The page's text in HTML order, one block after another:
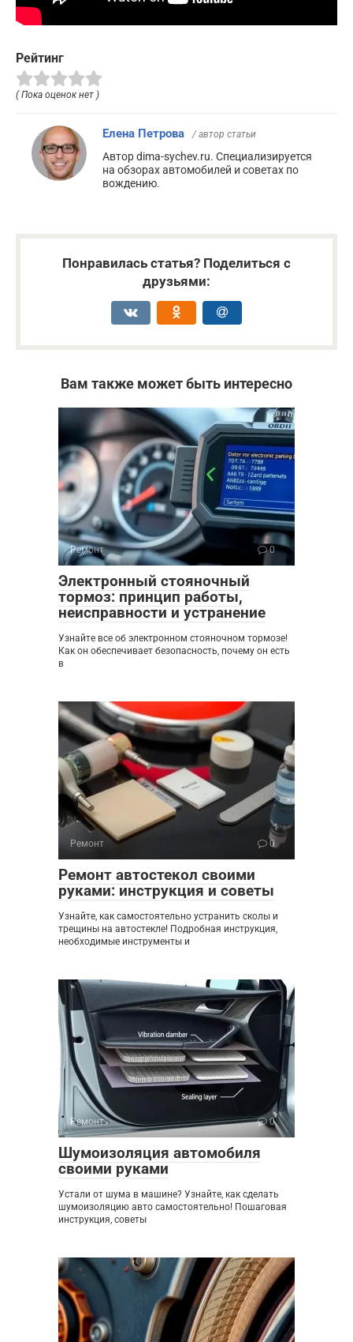
Рейтинг
( Пока оценок нет )
Елена Петрова / автор статьи
Автор dima-sychev.ru. Специализируется
на обзорах автомобилей и советах по
вождению.
Понравилась статья? Поделиться с
друзьями:
Вам также может быть интересно
Ремонт 0
Электронный стояночный
тормоз: принцип работы,
неисправности и устранение
Узнайте все об электронном стояночном тормозе!
Как он обеспечивает безопасность, почему он есть
в
Ремонт 0
Ремонт автостекол своими
руками: инструкция и советы
Узнайте, как самостоятельно устранить сколы и
трещины на автостекле! Подробная инструкция,
необходимые инструменты и
Ремонт 0
Шумоизоляция автомобиля
своими руками
Устали от шума в машине? Узнайте, как сделать
шумоизоляцию авто самостоятельно! Пошаговая
инструкция, советы